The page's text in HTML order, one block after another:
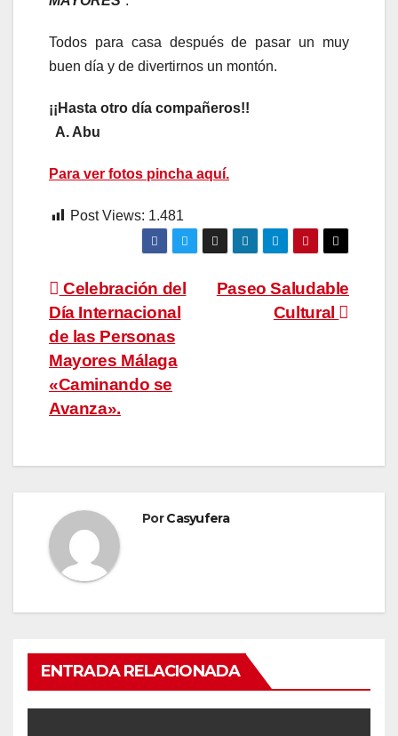
Todos para casa después de pasar un muy
buen día y de divertirnos un montón.
¡¡Hasta otro día compañeros!!
A. Abu
Para ver fotos pincha aquí.
Post Views: 1.481
Navegación
de
entradas
Paseo Saludable
Cultural
Celebración del
Día Internacional
de las Personas
Mayores Málaga
«Caminando se
Avanza».
PorCasyufera
ENTRADA RELACIONADA